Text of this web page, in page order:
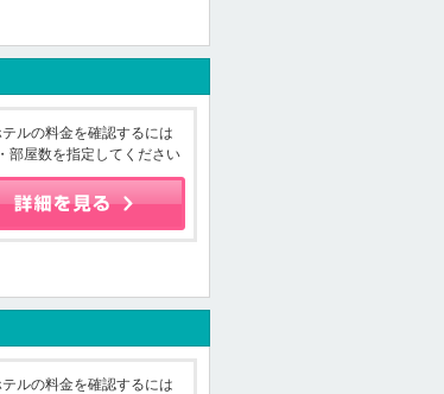
ルの料金を確認するには
部屋数を指定してください
ルの料金を確認するには